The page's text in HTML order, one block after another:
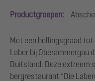
Productgroepen:
Met een hellingsgraad tot
Laber bij Oberammergau
Duitsland. Deze extreem
bergrestaurant “Die